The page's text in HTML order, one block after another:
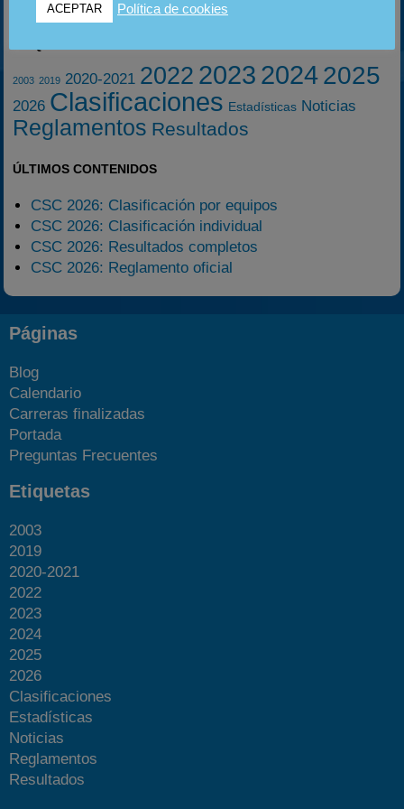
2003 2019 2020-2021 2022 2023 20242025
2026 Clasificaciones Estadísticas Noticias
Reglamentos Resultados
ÚLTIMOS CONTENIDOS
CSC 2026: Clasificación por equipos
CSC 2026: Clasificación individual
CSC 2026: Resultados completos
CSC 2026: Reglamento oficial
Páginas
Blog
Calendario
Carreras finalizadas
Portada
Preguntas Frecuentes
Etiquetas
2003
2019
2020-2021
2022
2023
2024
2025
2026
Clasificaciones
Estadísticas
Noticias
Reglamentos
Resultados
ACEPTAR Política de cookies